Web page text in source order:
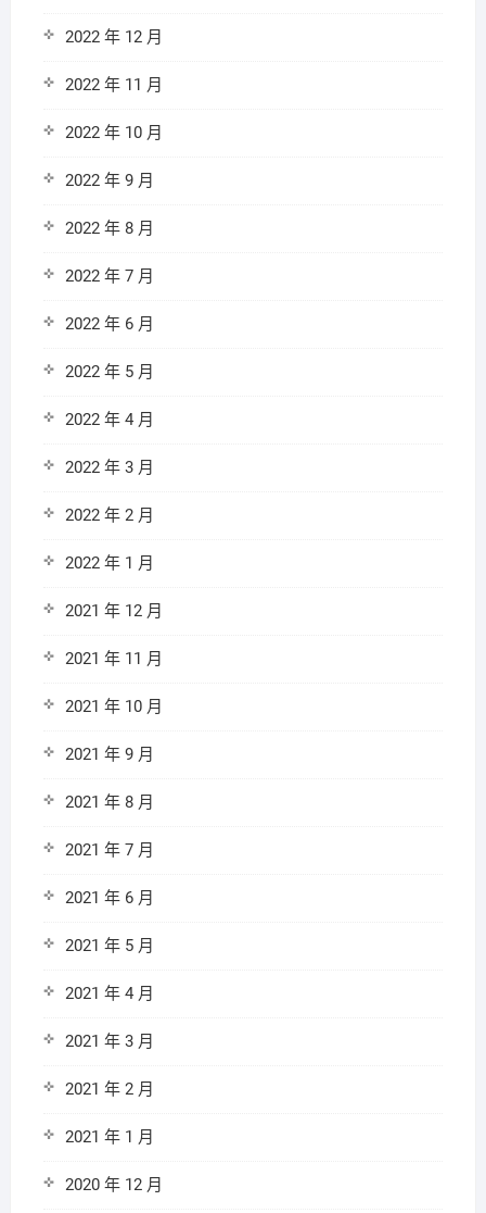
2022 年 12 月
2022 年 11 月
2022 年 10 月
2022 年 9 月
2022 年 8 月
2022 年 7 月
2022 年 6 月
2022 年 5 月
2022 年 4 月
2022 年 3 月
2022 年 2 月
2022 年 1 月
2021 年 12 月
2021 年 11 月
2021 年 10 月
2021 年 9 月
2021 年 8 月
2021 年 7 月
2021 年 6 月
2021 年 5 月
2021 年 4 月
2021 年 3 月
2021 年 2 月
2021 年 1 月
2020 年 12 月